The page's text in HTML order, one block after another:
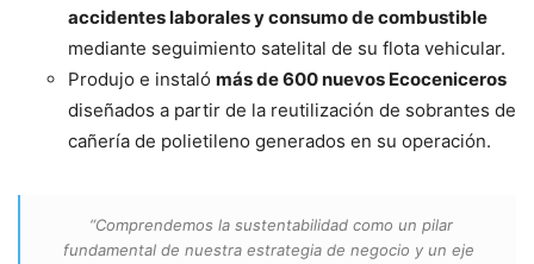
accidentes laborales y consumo de combustible
mediante seguimiento satelital de su flota vehicular.
Produjo e instaló más de 600 nuevos Ecoceniceros
diseñados a partir de la reutilización de sobrantes de
cañería de polietileno generados en su operación.
“Comprendemos la sustentabilidad como un pilar
fundamental de nuestra estrategia de negocio y un eje